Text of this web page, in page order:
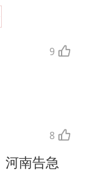
9
8
河南告急